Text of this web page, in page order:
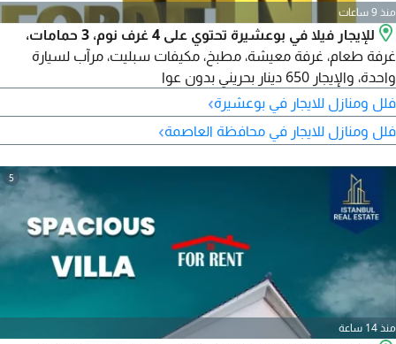
منذ 9 ساعات
للإيجار فيلا في بوعشيرة تحتوي على 4 غرف نوم، 3 حمامات،
غرفة طعام، غرفة معيشة، مطبخ، مكيفات سبليت، مرآب لسيارة
واحدة، والإيجار 650 دينار بحريني بدون عوا
فلل ومنازل للايجار في بوعشيرة›
فلل ومنازل للايجار في محافظة العاصمة›
5
منذ 14 ساعة